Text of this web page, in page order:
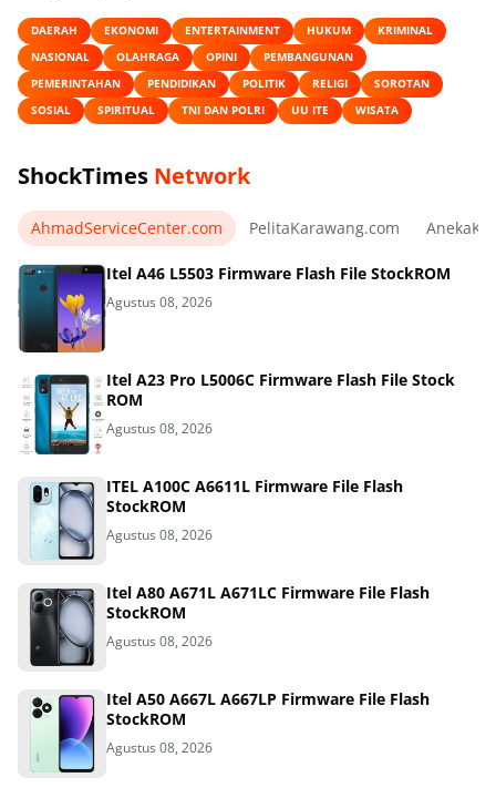
DAERAH EKONOMI ENTERTAINMENT HUKUM
KRIMINAL
NASIONAL
OLAHRAGA OPINI
PEMBANGUNAN
PEMERINTAHAN
PENDIDIKAN POLITIK RELIGI
SOROTAN
SOSIAL
SPIRITUAL TNI DAN POLRI UU ITE WISATA
ShockTimes Network
AhmadServiceCenter.com PelitaKarawang.com
Itel A46 L5503 Firmware Flash File StockROM
Agustus 08, 2026
Itel A23 Pro L5006C Firmware Flash File Stock
ROM
Agustus 08, 2026
ITEL A100C A6611L Firmware File Flash
StockROM
Agustus 08, 2026
Itel A80 A671L A671LC Firmware File Flash
StockROM
Agustus 08, 2026
Itel A50 A667L A667LP Firmware File Flash
StockROM
Agustus 08, 2026